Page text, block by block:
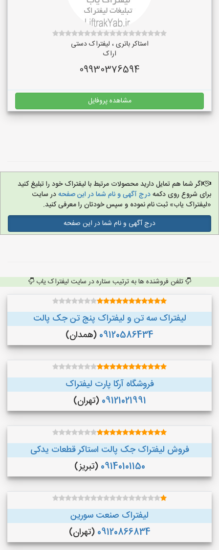
استاکر باتری ، لیفتراک دستی
اراک
09930376594
مشاهده پروفایل
اگر شما هم تمایل دارید محصولات مرتبط با لیفتراک خود را تبلیغ کنید
برای شروع روی دکمهدرج آگهی و نام شما در این صفحهدر سایت
«لیفتراک یاب» ثبت نام نموده و سپس خودتان را معرفی کنید.
درج آگهی و نام شما در این صفحه
تلفن فروشنده ها به ترتیب ستاره در سایت لیفتراک یاب
لیفتراک سه تن و لیفتراک پنج تن جک پالت
09120586434 (همدان)
فروشگاه آرکا پارت لیفتراک
09121021991 (تهران)
فروش لیفتراک جک پالت استاکر قطعات یدکی
09140101150 (تبریز)
لیفتراک صنعت سورین
09120866834 (تهران)